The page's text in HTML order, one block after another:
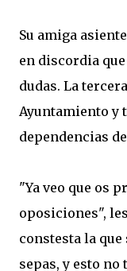
Su amiga
en discordia
dudas. La
Ayuntamiento y
dependencias
"Ya veo que os
oposiciones",
constesta la que
sepas, y esto no